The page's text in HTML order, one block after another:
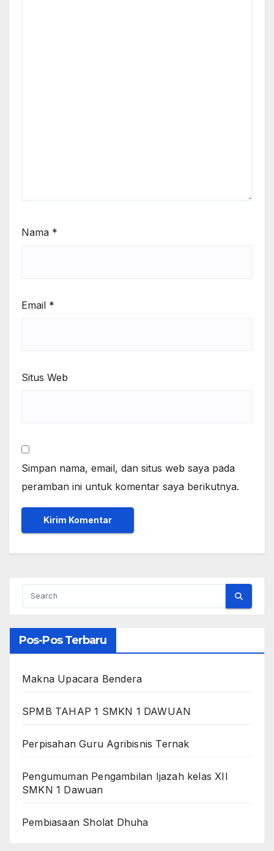
Nama *
Email *
Situs Web
Simpan nama, email, dan situs web saya pada
peramban ini untuk komentar saya berikutnya.
Pos-Pos Terbaru
Makna Upacara Bendera
SPMB TAHAP 1 SMKN 1 DAWUAN
Perpisahan Guru Agribisnis Ternak
Pengumuman Pengambilan Ijazah kelas XII
SMKN 1 Dawuan
Pembiasaan Sholat Dhuha